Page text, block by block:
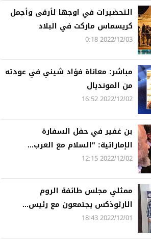
التحضيرات في اوجها لأرقى وأجمل
كريسماس ماركت في البلاد
2022/12/03 0:18
مباشر: معاناة فؤاد شيني في عودته
من المونديال
2022/12/02 16:52
بن غفير في حفل السفارة
الإماراتية: "السلام مع العرب...
2022/12/02 12:15
ممثلي مجلس طائفة الروم
الارثوذكس يجتمعون مع رئيس...
2022/12/01 18:43